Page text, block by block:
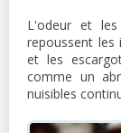
L'odeur et
repoussent les
et les
comme un
nuisibles